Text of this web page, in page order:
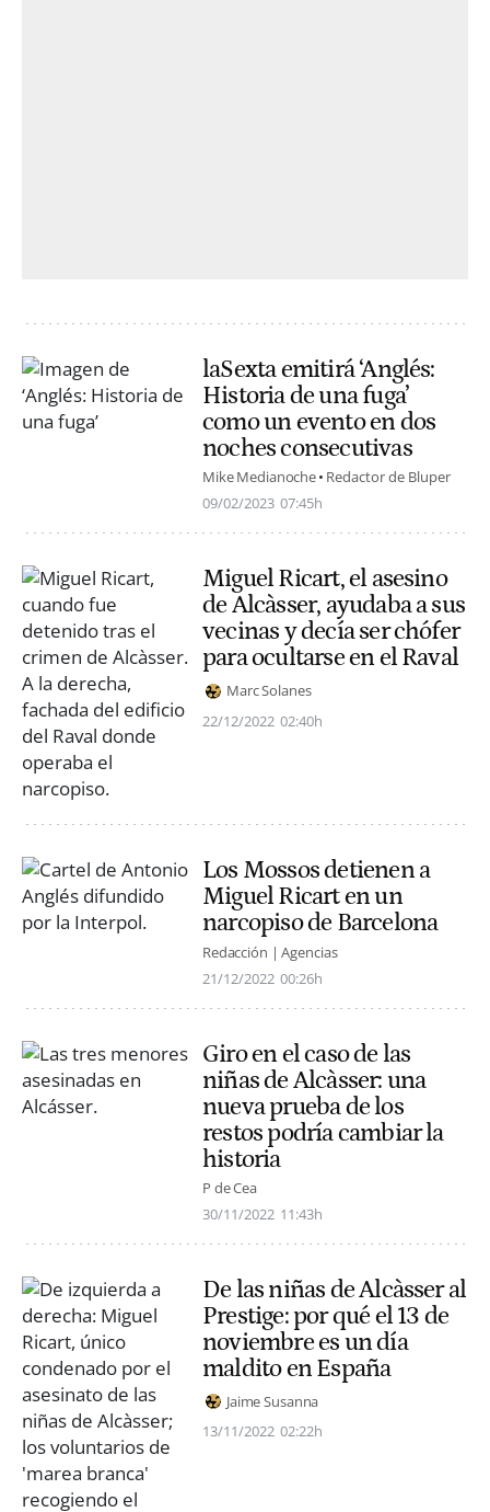
laSexta emitirá ‘Anglés:
Historia de una fuga’
como un evento en dos
noches consecutivas
Mike Medianoche Redactor de Bluper
09/02/2023 07:45h
Miguel Ricart, el asesino
de Alcàsser, ayudaba a sus
vecinas y decía ser chófer
para ocultarse en el Raval
Marc Solanes
22/12/2022 02:40h
Los Mossos detienen a
Miguel Ricart en un
narcopiso de Barcelona
Redacción | Agencias
21/12/2022 00:26h
Giro en el caso de las
niñas de Alcàsser: una
nueva prueba de los
restos podría cambiar la
historia
P de Cea
30/11/2022 11:43h
De las niñas de Alcàsser al
Prestige: por qué el 13 de
noviembre es un día
maldito en España
Jaime Susanna
13/11/2022 02:22h